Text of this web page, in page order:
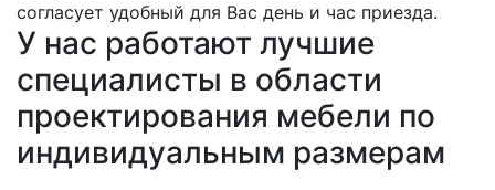
согласует удобный для Вас день и час приезда.
У нас работают лучшие
специалисты в области
проектирования мебели по
индивидуальным размерам